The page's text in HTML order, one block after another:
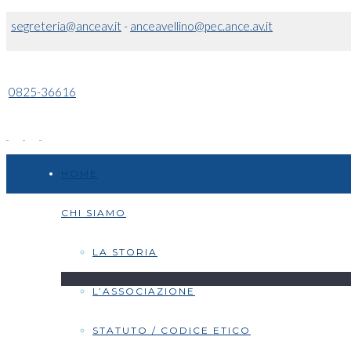
segreteria@anceav.it- anceavellino@pec.ance.av.it
0825-36616
CHI SIAMO
LA STORIA
L’ASSOCIAZIONE
STATUTO / CODICE ETICO